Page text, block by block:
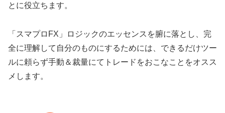
とに役立ちます。
「スマプロFX」ロジックのエッセンスを腑に落とし、完
全に理解して自分のものにするためには、できるだけツー
ルに頼らず手動＆裁量にてトレードをおこなことをオスス
メします。